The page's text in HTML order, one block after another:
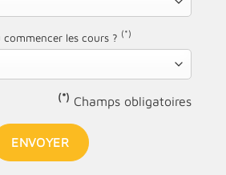
les cours ? (*)
(*) Champs obligatoires
ENVOYER